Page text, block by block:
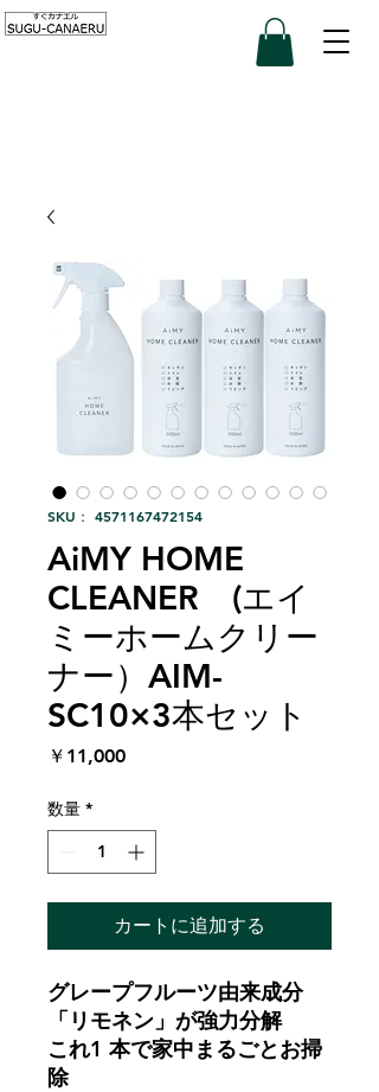
SKU： 4571167472154
AiMY HOME
CLEANER (エイ
ミーホームクリー
ナー）AIM-
SC10×3本セット
￥11,000価
数量 *
カートに追加する
グレープフルーツ由来成分
「リモネン」が強力分解
これ1 本で家中まるごとお掃
除